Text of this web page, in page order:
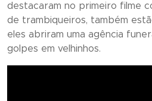
destacaram no primeiro filme
de trambiqueiros, também
eles abriram uma agência
golpes em velhinhos.